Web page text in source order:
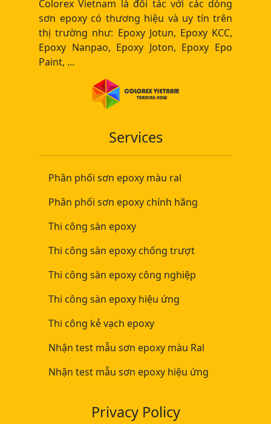
Colorex Vietnam là đối tác với các dòng
sơn epoxy có thương hiệu và uy tín trên
thị trường như: Epoxy Jotun, Epoxy KCC,
Epoxy Nanpao, Epoxy Joton, Epoxy Epo
Paint, ...
Services
Phân phối sơn epoxy màu ral
Phân phối sơn epoxy chính hãng
Thi công sàn epoxy
Thi công sàn epoxy chống trượt
Thi công sàn epoxy công nghiệp
Thi công sàn epoxy hiệu ứng
Thi công kẻ vạch epoxy
Nhận test mẫu sơn epoxy màu Ral
Nhận test mẫu sơn epoxy hiệu ứng
Privacy Policy